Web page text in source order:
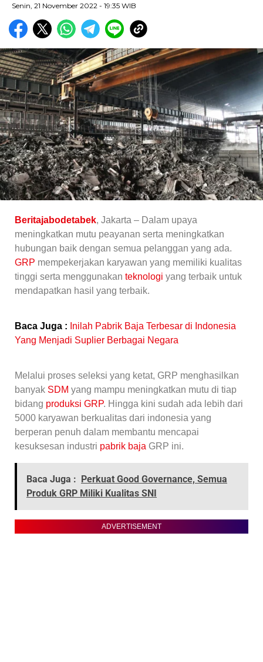
Senin, 21 November 2022 - 19:35 WIB
Beritajabodetabek, Jakarta – Dalam upaya
meningkatkan mutu peayanan serta meningkatkan
hubungan baik dengan semua pelanggan yang ada.
GRP mempekerjakan karyawan yang memiliki kualitas
tinggi serta menggunakan teknologi yang terbaik untuk
mendapatkan hasil yang terbaik.
Baca Juga : Inilah Pabrik Baja Terbesar di Indonesia
Yang Menjadi Suplier Berbagai Negara
Melalui proses seleksi yang ketat, GRP menghasilkan
banyak SDM yang mampu meningkatkan mutu di tiap
bidang produksi GRP. Hingga kini sudah ada lebih dari
5000 karyawan berkualitas dari indonesia yang
berperan penuh dalam membantu mencapai
kesuksesan industri pabrik baja GRP ini.
Baca Juga : Perkuat Good Governance, Semua
Produk GRP Miliki Kualitas SNI
ADVERTISEMENT